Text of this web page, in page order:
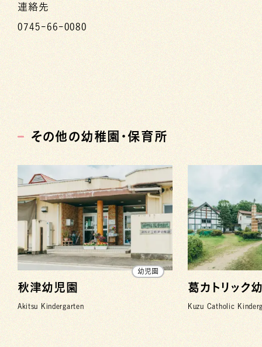
連絡先
0745-66-0080
その他の幼稚園・保育所
秋津幼児園
Akitsu Kindergarten
幼児園
葛カトリック
Kuzu Catholic